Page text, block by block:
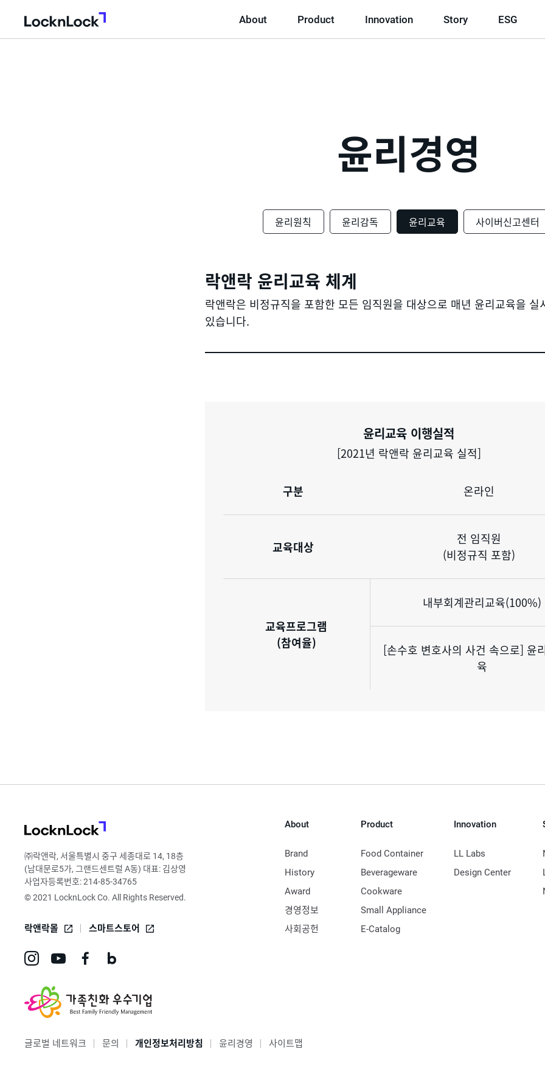
LocknLock
About Product Innovation Story ESG
윤리경영
윤리원칙 윤리감독 윤리교육 사이버신고센터
사
이
버
신
락앤락 윤리교육 체계
락앤락은 비정규직을 포함한 모든 임직원을 대상으로 매년 윤리교육을 실
있습니다.
윤리교육 이행실적
[2021년 락앤락 윤리교육 실적]
구분 온라인
교육대상
전 임직원
(비정규직 포함)
교육프로그램
(참여율)
내부회계관리교육(100%)
[손수호 변호사의 사건 속으로] 윤
육
About
Brand
History
Award
경영정보
사회공헌
Product
Food Container
Beverageware
Cookware
Small Appliance
E-Catalog
Innovation
LL Labs
Design Center
락앤락몰 스마트스토어
인
타
램
브
로
스
바
버
로
글로벌 네트워크 문의 개인정보처리방침 윤리경영 사이트맵
© 2021 LocknLock Co. All Rights Reserved.
㈜락앤락, 서울특별시 중구 세종대로 14, 18층
(남대문로5가, 그랜드센트럴 A동) 대표: 김상영
사업자등록번호: 214-85-34765